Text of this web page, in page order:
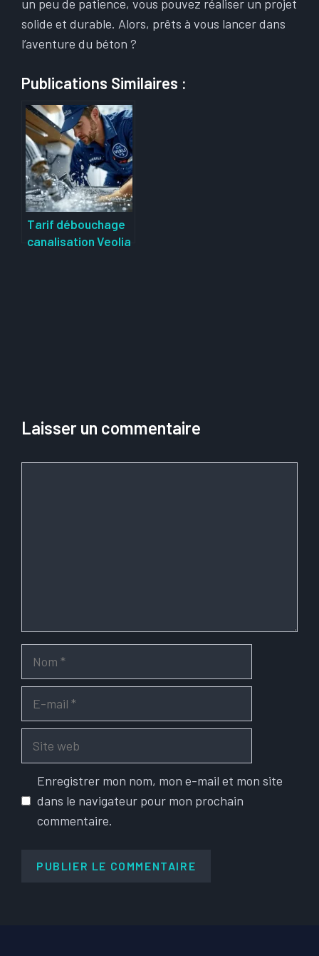
un peu de patience, vous pouvez réaliser un projet
solide et durable. Alors, prêts à vous lancer dans
l’aventure du béton ?
Publications Similaires :
Tarif débouchage
canalisation Veolia
Laisser un commentaire
Enregistrer mon nom, mon e-mail et mon site
dans le navigateur pour mon prochain
commentaire.